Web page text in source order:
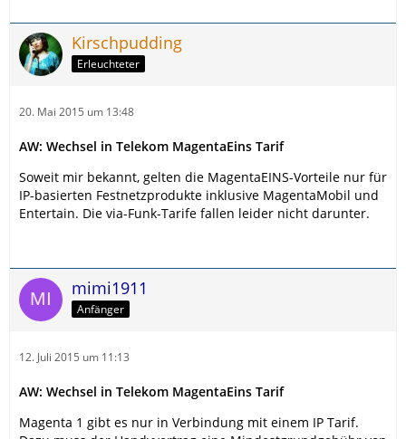
Kirschpudding
Erleuchteter
20. Mai 2015 um 13:48
AW: Wechsel in Telekom MagentaEins Tarif
Soweit mir bekannt, gelten die MagentaEINS-Vorteile nur für
IP-basierten Festnetzprodukte inklusive MagentaMobil und
Entertain. Die via-Funk-Tarife fallen leider nicht darunter.
mimi1911
Anfänger
12. Juli 2015 um 11:13
AW: Wechsel in Telekom MagentaEins Tarif
Magenta 1 gibt es nur in Verbindung mit einem IP Tarif.